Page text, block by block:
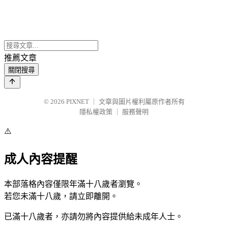
推薦文章
關閉搜尋
© 2026 PIXNET
文章與圖片權利屬原作者所有
隱私權政策
服務聲明
⚠️
成人內容提醒
本部落格內容僅限年滿十八歲者瀏覽。
若您未滿十八歲，請立即離開。
已滿十八歲者，亦請勿將內容提供給未成年人士。